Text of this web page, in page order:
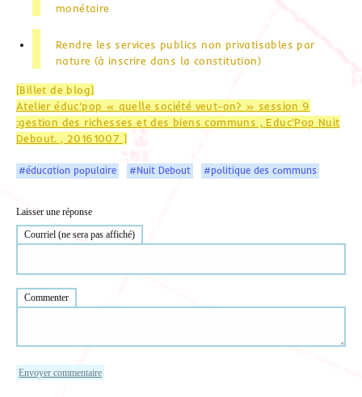
monétaire
Rendre les services publics non privatisables par
nature (à inscrire dans la constitution)
[Billet de blog]
Atelier éduc’pop « quelle société veut-on? » session 9
:gestion des richesses et des biens communs , Educ'Pop Nuit
Debout. , 20161007 ]
#éducation populaire #Nuit Debout #politique des communs
Laisser une réponse
Courriel (ne sera pas affiché)
Commenter